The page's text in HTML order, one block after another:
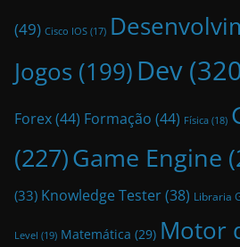
(49) Cisco IOS (17)
Jogos (199)Dev
Forex(44) Formação (44) Física (18)
(227)Game Engine
(33) Knowledge Tester(38) Libraria
Level (19) Matemática (29) Motor